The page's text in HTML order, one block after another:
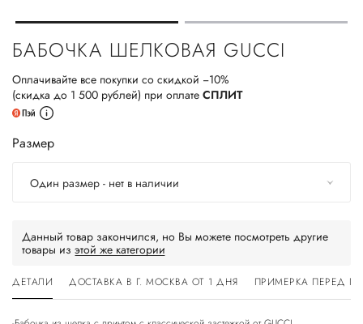
БАБОЧКА ШЕЛКОВАЯ GUCCI
Оплачивайте все покупки со скидкой −10%
(скидка до 1 500 рублей) при оплате СПЛИТ
Размер
Один размер - нет в наличии
Данный товар закончился, но Вы можете посмотреть другие
товары из этой же категории
ДЕТАЛИ ДОСТАВКА В Г. МОСКВА ОТ 1 ДНЯ ПРИМЕРКА ПЕРЕД